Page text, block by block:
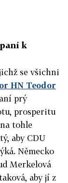
k
se všichni
HN Teodor
prý
prosperitu
tohle
aby CDU
Německo
Merkelová
aby jí z